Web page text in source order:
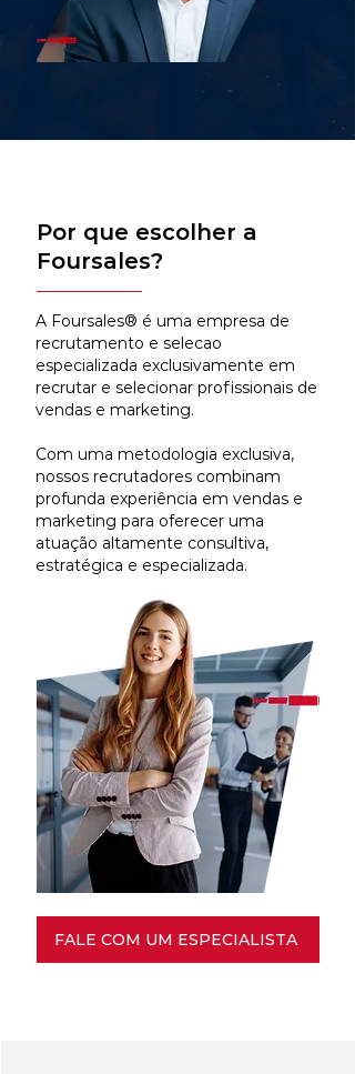
Por que escolher a
Foursales?
A Foursales® é uma empresa de
recrutamento e selecao
especializada exclusivamente em
recrutar e selecionar profissionais de
vendas e marketing.
Com uma metodologia exclusiva,
nossos recrutadores combinam
profunda experiência em vendas e
marketing para oferecer uma
atuação altamente consultiva,
estratégica e especializada.
FALE COM UM ESPECIALISTA